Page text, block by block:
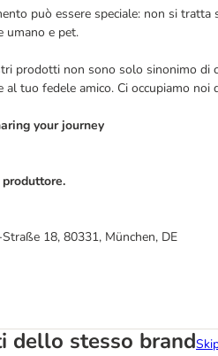
può essere speciale: non si
umano e pet.
prodotti non sono solo sinonimo
al tuo fedele amico. Ci occupiamo
your journey
18, 80331, München, DE
dello stesso brand